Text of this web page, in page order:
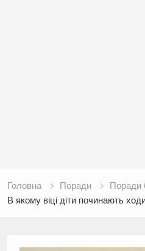
Головна Поради
Поради
В якому віці діти починають